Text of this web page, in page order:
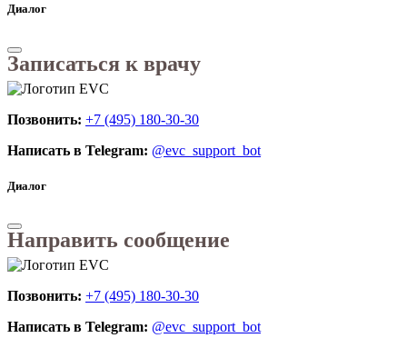
Диалог
Записаться к врачу
Позвонить: +7 (495) 180-30-30
Написать в Telegram: @evc_support_bot
Диалог
Направить сообщение
Позвонить: +7 (495) 180-30-30
Написать в Telegram: @evc_support_bot